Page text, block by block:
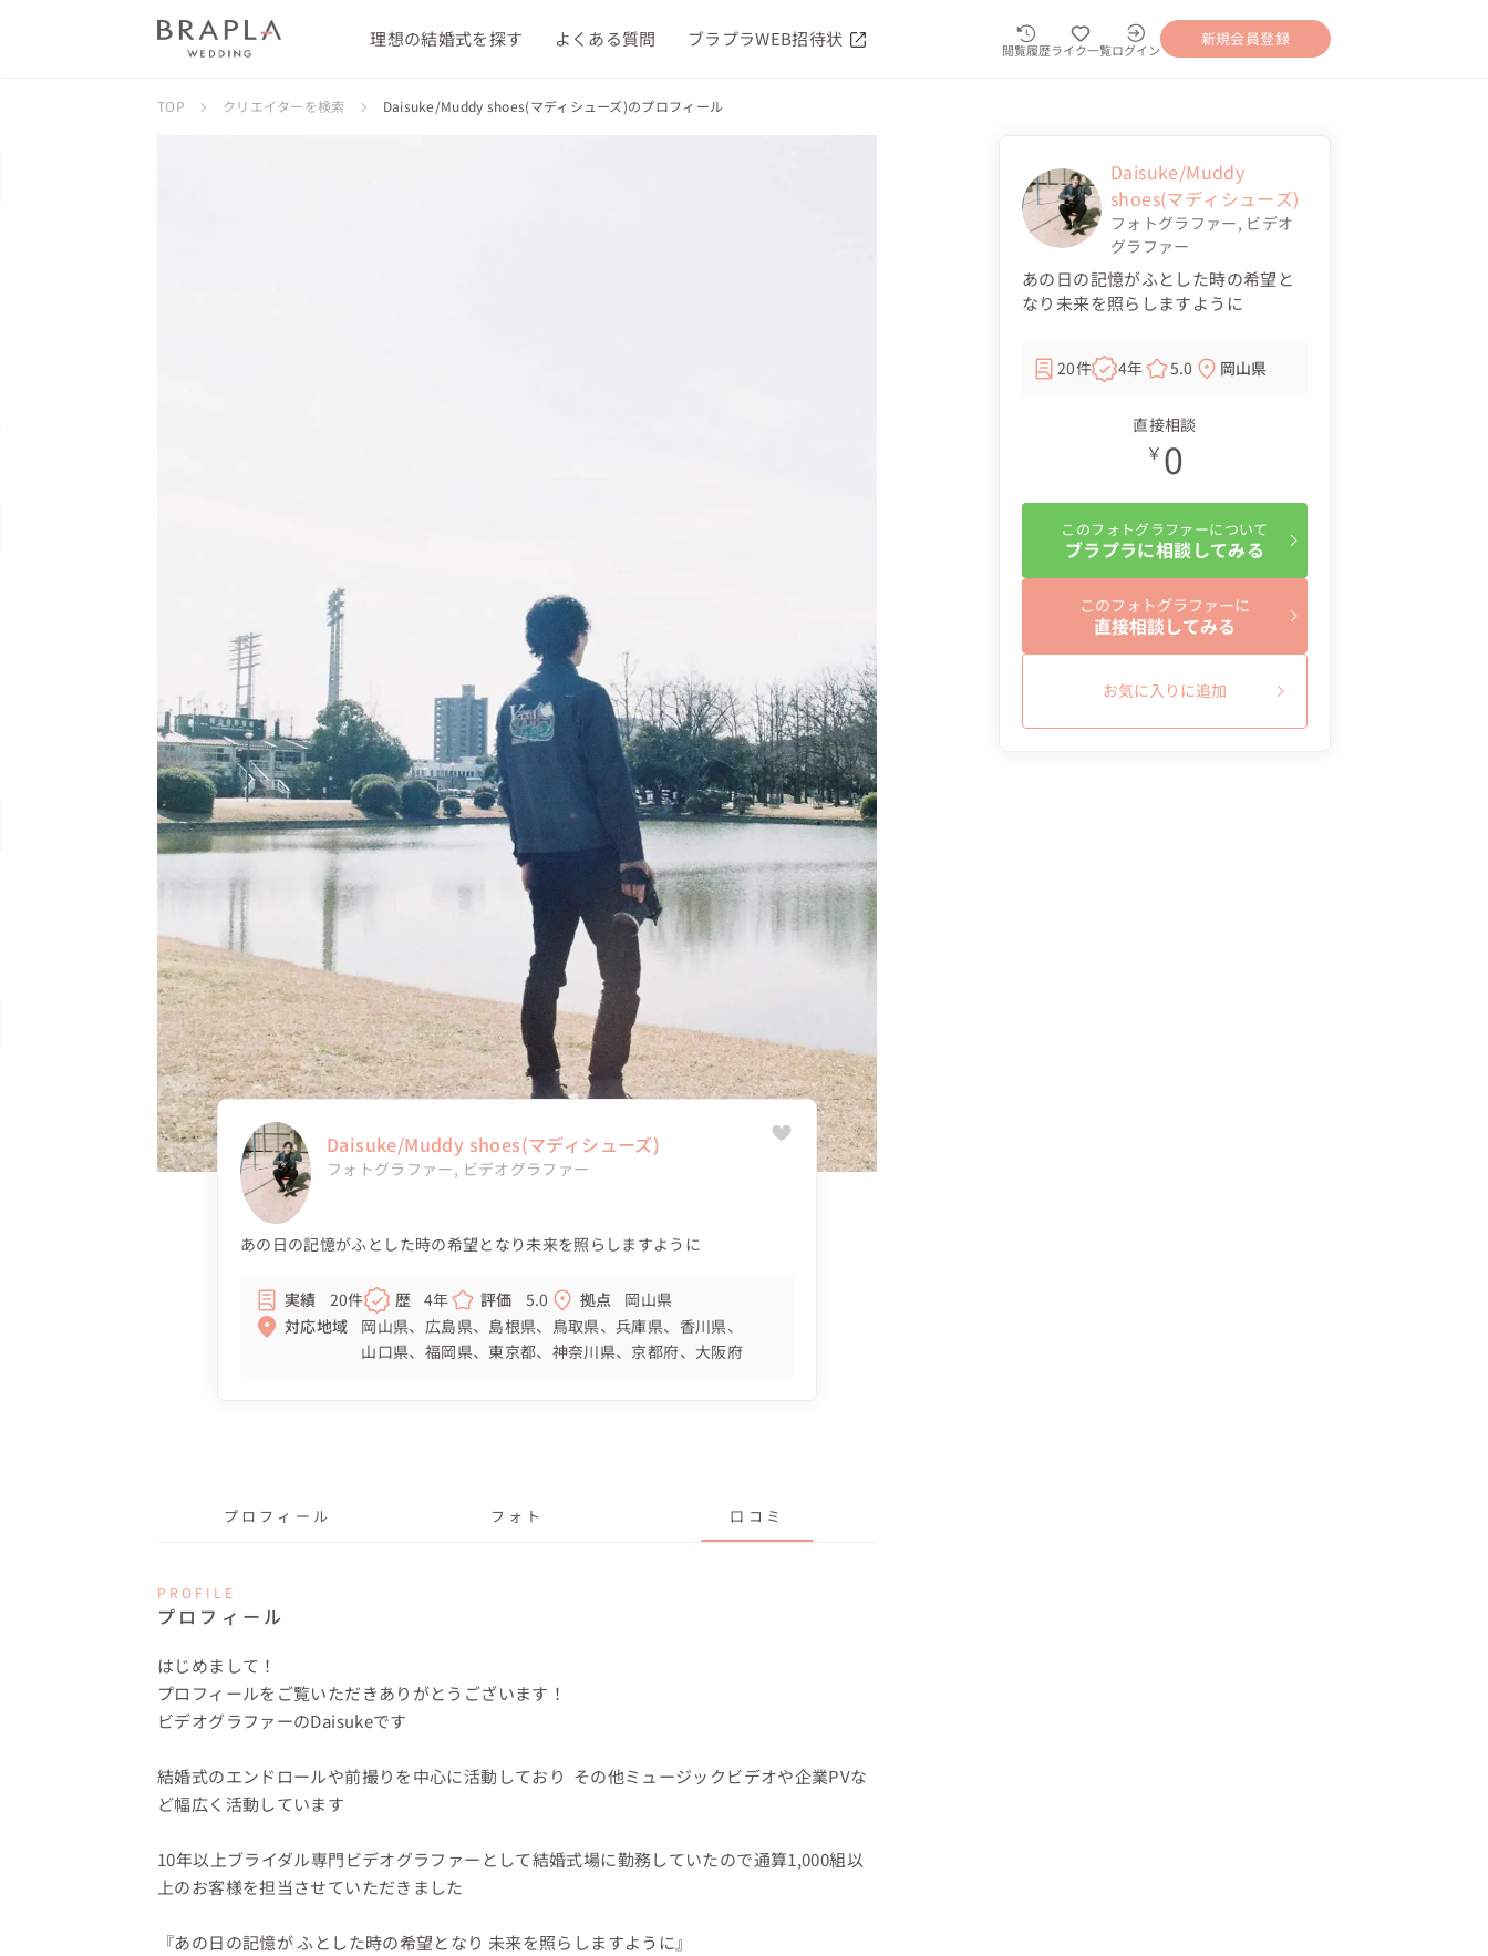
理想の結婚式を探す よくある質問 ブラプラWEB招待状 閲覧履歴ライク一覧ログイン
新規会員登録
TOP クリエイターを検索 Daisuke/Muddy shoes(マディシューズ)のプロフィール
Daisuke/Muddy shoes(マディシューズ)
フォトグラファー, ビデオグラファー
あの日の記憶がふとした時の希望となり未来を照らしますように
実績 20件 歴 4年 評価 5.0 拠点
岡山県
対応地域
岡山県 広島県 島根県 鳥取県 兵庫県
香川県
山口県
福岡県 東京都 神奈川県 京都府 大阪府
プロフィール フォト 口コミ
PROFILE
プロフィール
はじめまして！
プロフィールをご覧いただきありがとうございます！
ビデオグラファーのDaisukeです
結婚式のエンドロールや前撮りを中心に活動しており  その他ミュージックビデオや企業PVな
ど幅広く活動しています
10年以上ブライダル専門ビデオグラファーとして結婚式場に勤務していたので通算1,000組以
上のお客様を担当させていただきました
『あの日の記憶が ふとした時の希望となり 未来を照らしますように』
Daisuke/Muddy
shoes(マディシューズ)
フォトグラファー, ビデオ
グラファー
あの日の記憶がふとした時の希望と
なり未来を照らしますように
20件 4年 5.0 岡山県
直接相談
￥ 0
このフォトグラファーについて
ブラプラに相談してみる
このフォトグラファーに
直接相談してみる
お気に入りに追加